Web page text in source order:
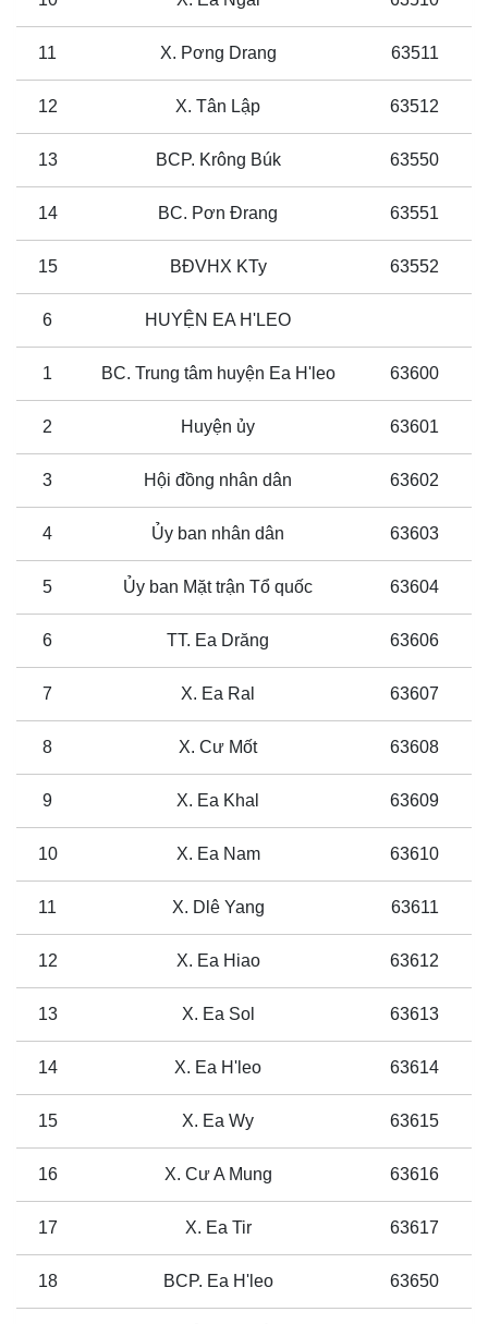
11 X. Pơng Drang 63511
12 X. Tân Lập 63512
13 BCP. Krông Búk 63550
14 BC. Pơn Đrang 63551
15 BĐVHX KTy 63552
6 HUYỆN EA H'LEO
1 BC. Trung tâm huyện Ea H'leo 63600
2 Huyện ủy 63601
3 Hội đồng nhân dân 63602
4 Ủy ban nhân dân 63603
5 Ủy ban Mặt trận Tổ quốc 63604
6 TT. Ea Drăng 63606
7 X. Ea Ral 63607
8 X. Cư Mốt 63608
9 X. Ea Khal 63609
10 X. Ea Nam 63610
11 X. Dlê Yang 63611
12 X. Ea Hiao 63612
13 X. Ea Sol 63613
14 X. Ea H'leo 63614
15 X. Ea Wy 63615
16 X. Cư A Mung 63616
17 X. Ea Tir 63617
18 BCP. Ea H'leo 63650